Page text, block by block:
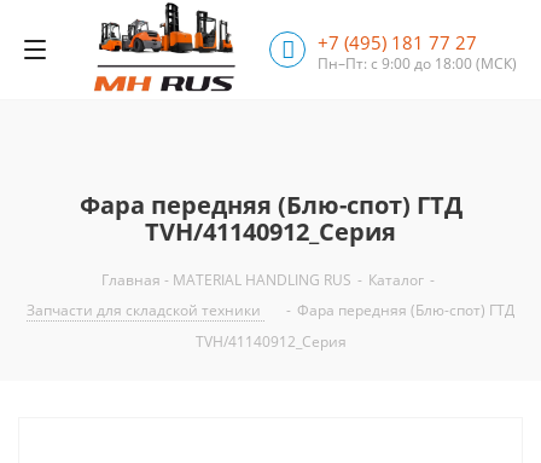
+7 (495) 181 77 27
Пн–Пт: с 9:00 до 18:00(МСК)
Фара передняя (Блю-спот) ГТД
TVH/41140912_Серия
Главная - MATERIAL HANDLING RUS - Каталог -
Запчасти для складской техники
- Фара передняя (Блю-спот) ГТД
TVH/41140912_Серия